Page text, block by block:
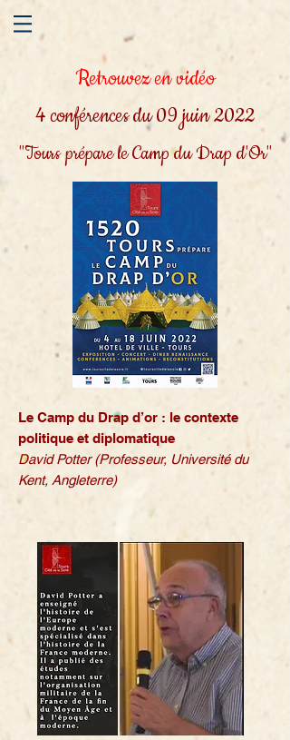
Retrouvez en vidéo
4 conférences du 09 juin 2022
"Tours prépare le Camp du Drap d'Or"
Le Camp du Drap d’or : le contexte
politique et diplomatique
David Potter (Professeur, Université du
Kent, Angleterre)